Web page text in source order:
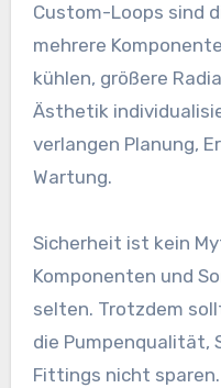
Custom-Loops sind
mehrere
kühlen, größere
Ästhetik
verlangen Planung,
Wartung.
Sicherheit ist kein
Komponenten und
selten. Trotzdem
die Pumpenqualität,
Fittings nicht sparen.